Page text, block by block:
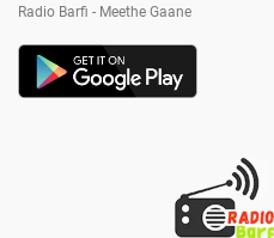
Radio Barfi - Meethe Gaane